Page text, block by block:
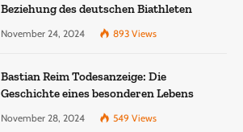
Beziehung des deutschen Biathleten
November 24, 2024 893 Views
Bastian Reim Todesanzeige: Die
Geschichte eines besonderen Lebens
November 28, 2024 549 Views